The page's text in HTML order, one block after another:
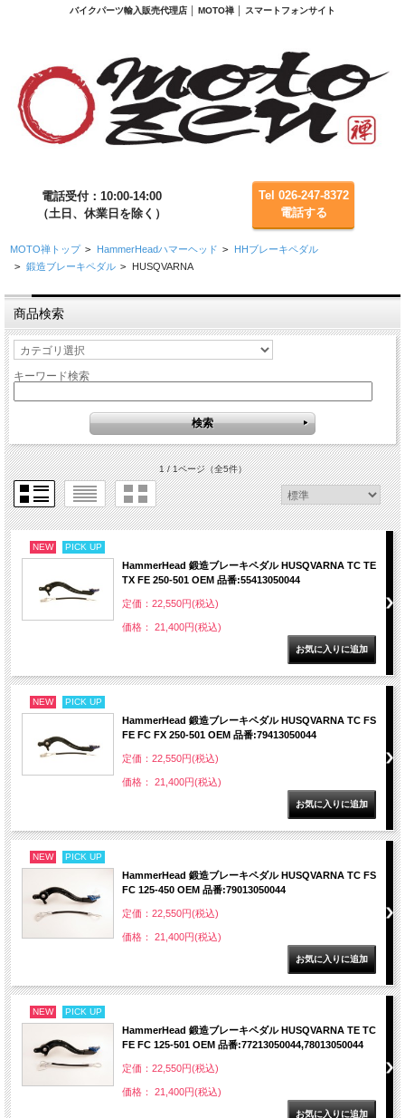
バイクパーツ輸入販売代理店 │ MOTO禅 │ スマートフォンサイト
電話受付：10:00-14:00
（土日、休業日を除く）
Tel 026-247-8372
電話する
MOTO禅トップ > HammerHeadハマーヘッド > HHブレーキペダル
> 鍛造ブレーキペダル > HUSQVARNA
商品検索
キーワード検索
1 / 1ページ（全5件）
NEW PICK UP
HammerHead 鍛造ブレーキペダル HUSQVARNA TC TE
TX FE 250-501 OEM 品番:55413050044
定価：22,550円(税込)
価格： 21,400円(税込)
NEW PICK UP
HammerHead 鍛造ブレーキペダル HUSQVARNA TC FS
FE FC FX 250-501 OEM 品番:79413050044
定価：22,550円(税込)
価格： 21,400円(税込)
NEW PICK UP
HammerHead 鍛造ブレーキペダル HUSQVARNA TC FS
FC 125-450 OEM 品番:79013050044
定価：22,550円(税込)
価格： 21,400円(税込)
NEW PICK UP
HammerHead 鍛造ブレーキペダル HUSQVARNA TE TC
FE FC 125-501 OEM 品番:77213050044,78013050044
定価：22,550円(税込)
価格： 21,400円(税込)